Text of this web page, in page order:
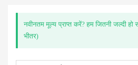
नवीनतम मूल्य प्राप्त करें? हम जितनी जल्दी
भीतर)